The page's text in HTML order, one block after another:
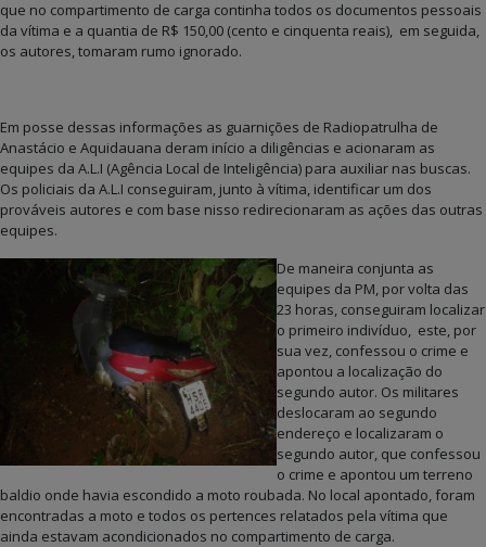
que no compartimento de carga continha todos os documentos pessoais
da vítima e a quantia de R$ 150,00 (cento e cinquenta reais), em seguida,
os autores, tomaram rumo ignorado.
Em posse dessas informações as guarnições de Radiopatrulha de
Anastácio e Aquidauana deram início a diligências e acionaram as
equipes da A.L.I (Agência Local de Inteligência) para auxiliar nas buscas.
Os policiais da A.L.I conseguiram, junto à vítima, identificar um dos
prováveis autores e com base nisso redirecionaram as ações das outras
equipes.
De maneira conjunta as
equipes da PM, por volta das
23 horas, conseguiram localizar
o primeiro indivíduo, este, por
sua vez, confessou o crime e
apontou a localização do
segundo autor. Os militares
deslocaram ao segundo
endereço e localizaram o
segundo autor, que confessou
o crime e apontou um terreno
baldio onde havia escondido a moto roubada. No local apontado, foram
encontradas a moto e todos os pertences relatados pela vítima que
ainda estavam acondicionados no compartimento de carga.